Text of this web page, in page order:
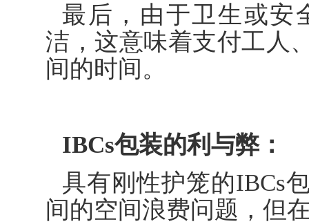
最后，由于卫生或安
洁，这意味着支付工人
间的时间。
IBCs包装的利与弊：
具有刚性护笼的IBCs
间的空间浪费问题，但